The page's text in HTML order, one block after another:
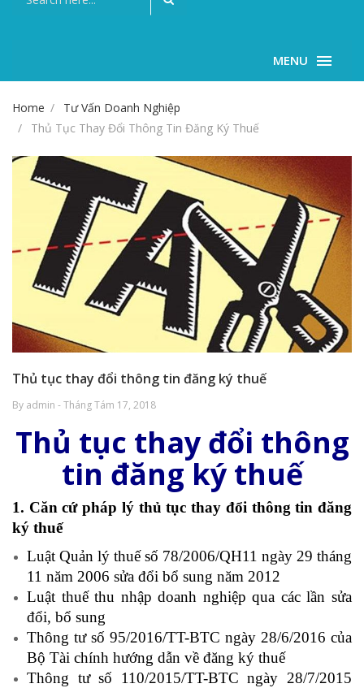
MENU
Home
Tư Vấn Doanh Nghiệp
Thủ Tục Thay Đổi Thông Tin Đăng Ký Thuế
Thủ tục thay đổi thông tin đăng ký thuế
By admin - Tháng Tám 17, 2018
Thủ tục thay đổi thông
tin đăng ký thuế
1. Căn cứ pháp lý thủ tục thay đổi thông tin đăng
ký thuế
Luật Quản lý thuế số 78/2006/QH11 ngày 29 tháng
11 năm 2006 sửa đổi bổ sung năm 2012
Luật thuế thu nhập doanh nghiệp qua các lần sửa
đổi, bổ sung
Thông tư số 95/2016/TT-BTC ngày 28/6/2016 của
Bộ Tài chính hướng dẫn về đăng ký thuế
Thông tư số 110/2015/TT-BTC ngày 28/7/2015